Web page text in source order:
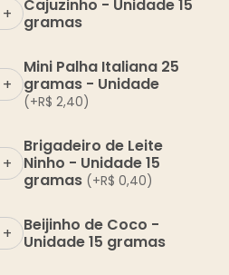
+
Cajuzinho - Unidade 15
gramas
+
Mini Palha Italiana 25
gramas - Unidade
(+R$ 2,40)
+
Brigadeiro de Leite
Ninho - Unidade 15
gramas (+R$ 0,40)
+
Beijinho de Coco -
Unidade 15 gramas